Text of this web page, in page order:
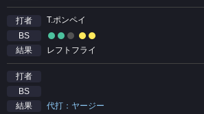
打者
T.ポンペイ
BS
結果
レフトフライ
打者
BS
結果
代打：ヤージー